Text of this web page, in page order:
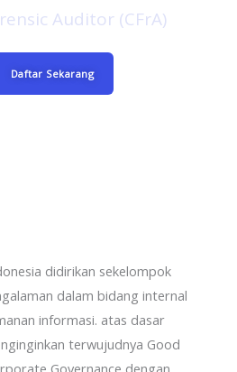
Auditor (CFrA)
Daftar Sekarang
didirikan sekelompok
dalam bidang internal
informasi. atas dasar
terwujudnya Good
Governance dengan